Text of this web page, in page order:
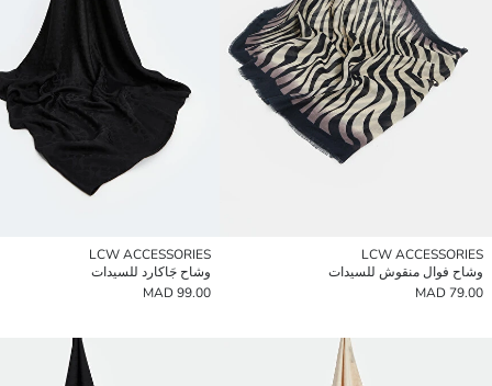
LCW ACCESSORIES
وشاح فوال منقوش للسيدات
79.00 MAD
LCW ACCESSORIES
وشاح جَاكارد للسيدات
99.00 MAD